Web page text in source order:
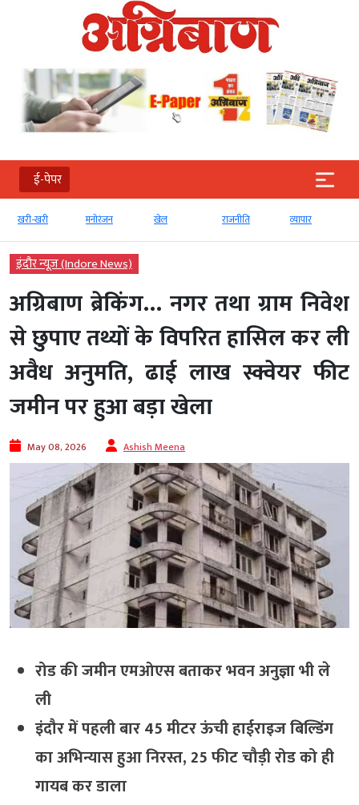
ई-पेपर
खरी-खरी मनोरंजन खेल राजनीति व्‍यापार
इंदौर न्यूज़ (Indore News)
अग्रिबाण ब्रेकिंग… नगर तथा ग्राम निवेश
से छुपाए तथ्यों के विपरित हासिल कर ली
अवैध अनुमति, ढाई लाख स्क्वेयर फीट
जमीन पर हुआ बड़ा खेला
May 08, 2026 Ashish Meena
रोड की जमीन एमओएस बताकर भवन अनुज्ञा भी ले
ली
इंदौर में पहली बार 45 मीटर ऊंची हाईराइज बिल्डिंग
का अभिन्यास हुआ निरस्त, 25 फीट चौड़ी रोड को ही
गायब कर डाला